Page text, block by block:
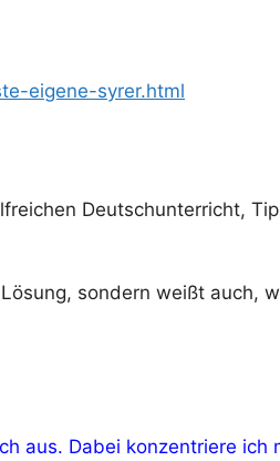
eigene-syrer.html
Deutschunterricht,
sondern weißt auch,
aus. Dabei konzentriere ich